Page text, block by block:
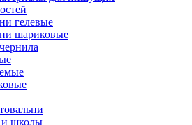
гелевые
шариковые
и школы